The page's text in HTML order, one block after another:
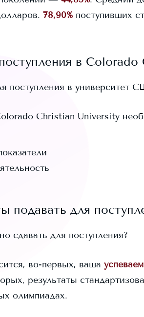
78,90% поступивших
в Colorado
поступления в университет
Christian University
подавать для
сдавать для поступления?
во-первых, ваша
результаты
олимпиадах.